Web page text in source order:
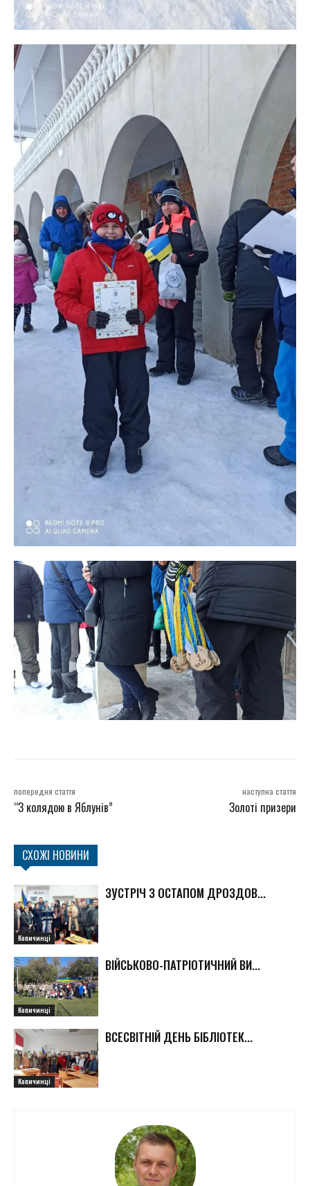
попередня стаття
“З колядою в Яблунів”
наступна стаття
Золоті призери
СХОЖІ НОВИНИ
Копичинці
ЗУСТРІЧ З ОСТАПОМ ДРОЗДОВ...
Копичинці
ВІЙСЬКОВО-ПАТРІОТИЧНИЙ ВИ...
Копичинці
ВСЕСВІТНІЙ ДЕНЬ БІБЛІОТЕК...